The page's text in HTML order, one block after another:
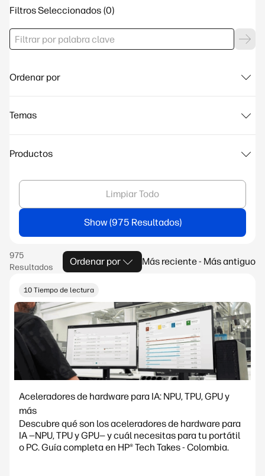
Filtros Seleccionados
Ordenar por
Temas
Productos
Limpiar Todo
Show
Ordenar por Más reciente - Más antiguo
10 Tiempo de lectura
Aceleradores de hardware para IA: NPU, TPU, GPU y
más
Descubre qué son los aceleradores de hardware para
IA —NPU, TPU y GPU— y cuál necesitas para tu portátil
o PC. Guía completa en HP® Tech Takes - Colombia.